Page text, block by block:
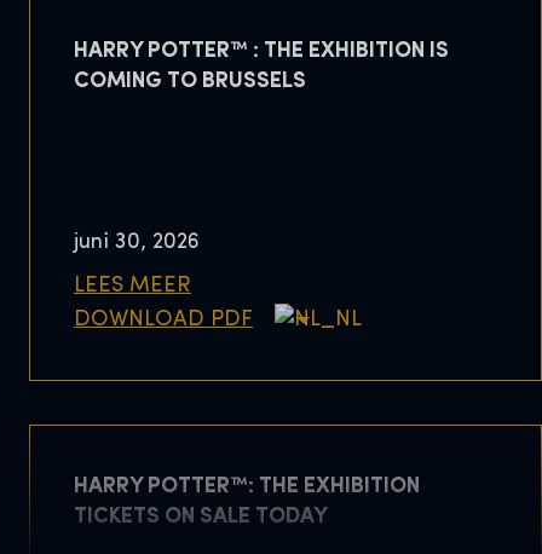
HARRY POTTER™ : THE EXHIBITION IS
COMING TO BRUSSELS
juni 30, 2026
LEES MEER
DOWNLOAD PDF
HARRY POTTER™: THE EXHIBITION
TICKETS ON SALE TODAY